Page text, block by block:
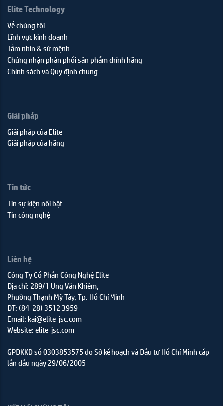
Elite Technology
Về chúng tôi
Lĩnh vực kinh doanh
Tầm nhìn & sứ mệnh
Chứng nhận phân phối sản phẩm chính hãng
Chính sách và Quy định chung
Giải pháp
Giải pháp của Elite
Giải pháp của hãng
Tin tức
Tin sự kiện nổi bật
Tin công nghệ
Liên hệ
Công Ty Cổ Phần Công Nghệ Elite
Địa chỉ: 289/1 Ung Văn Khiêm,
Phường Thạnh Mỹ Tây, Tp. Hồ Chí Minh
ĐT: (84-28) 3512 3959
Email: kai@elite-jsc.com
Website: elite-jsc.com
GPĐKKD số 0303853575 do Sở kế hoạch và Đầu tư Hồ Chí Minh cấp
lần đầu ngày 29/06/2005